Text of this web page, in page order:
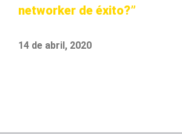
networker de éxito?”
14 de abril, 2020